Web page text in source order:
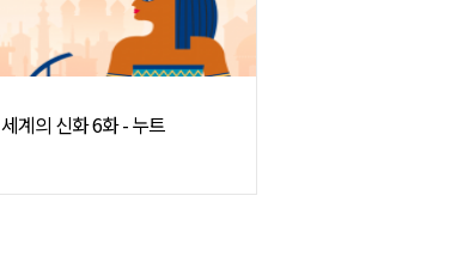
세계의 신화 6화 - 누트